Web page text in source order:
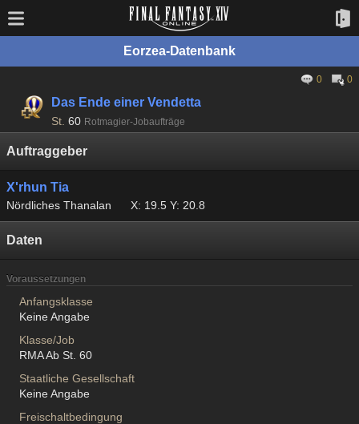
Eorzea-Datenbank
0 0
Das Ende einer Vendetta
St. 60 Rotmagier-Jobaufträge
Auftraggeber
X'rhun Tia
Nördliches Thanalan X: 19.5 Y: 20.8
Daten
Voraussetzungen
Anfangsklasse
Keine Angabe
Klasse/Job
RMA Ab St. 60
Staatliche Gesellschaft
Keine Angabe
Freischaltbedingung